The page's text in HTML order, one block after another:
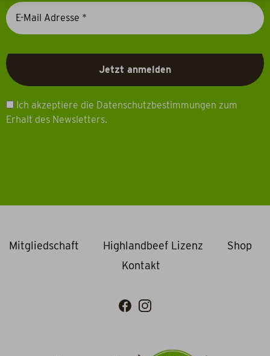
Ich akzeptiere die Datenschutzbestimmungen zum
Erhalt des Newsletters.
Mitgliedschaft Highlandbeef Lizenz
Shop
Kontakt